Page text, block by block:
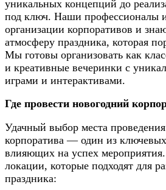
уникальных концепций до
под ключ. Наши профессионалы
организации корпоративов и
атмосферу праздника, которая
Мы готовы организовать как
и креативные вечеринки с
играми и интерактивами.
Где провести новогодний
Удачный выбор места проведения
корпоратива — один из
влияющих на успех мероприятия.
локации, которые подходят для
праздника: